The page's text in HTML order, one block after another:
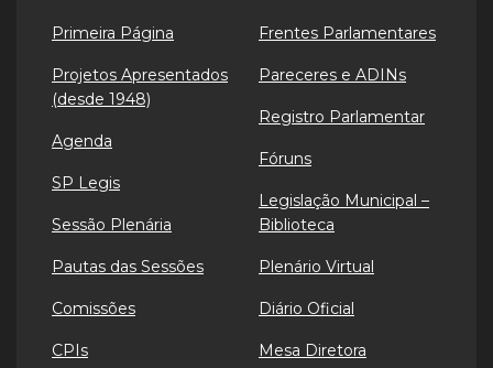
Primeira Página
Projetos Apresentados
(desde 1948)
Agenda
SP Legis
Sessão Plenária
Pautas das Sessões
Comissões
CPIs
Frentes Parlamentares
Pareceres e ADINs
Registro Parlamentar
Fóruns
Legislação Municipal –
Biblioteca
Plenário Virtual
Diário Oficial
Mesa Diretora